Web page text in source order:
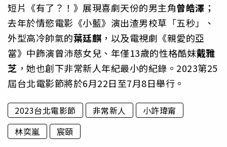
短片《有了？！》展現喜劇天份的男主角曾皓澤 ；
去年於情慾電影《小藍》演出渣男校草「五秒」、
外型高冷帥氣的葉廷麒 ，以及電視劇《親愛的亞
當》中飾演曾沛慈女兒、年僅13歲的性格酷妹戴雅
芝 ，她也創下非常新人年紀最小的紀錄。2023第25
屆台北電影節將於6月22日至7月8日舉行。
2023台北電影節 非常新人
小許瑋甯
林奕嵐
宸頤